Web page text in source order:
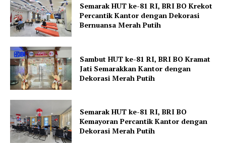
Semarak HUT ke-81 RI, BRI BO Krekot
Percantik Kantor dengan Dekorasi
Bernuansa Merah Putih
Sambut HUT ke-81 RI, BRI BO Kramat
Jati Semarakkan Kantor dengan
Dekorasi Merah Putih
Semarak HUT ke-81 RI, BRI BO
Kemayoran Percantik Kantor dengan
Dekorasi Merah Putih